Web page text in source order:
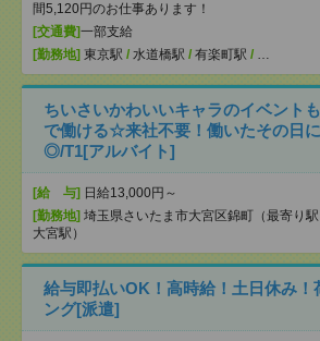
間5,120円のお仕事あります！
[交通費]一部支給
[勤務地] 東京駅 / 水道橋駅 / 有楽町駅 / …
ちいさいかわいいキャラのイベント
で働ける☆来社不要！働いたその日
◎/T1[アルバイト]
[給 与] 日給13,000円～
[勤務地] 埼玉県さいたま市大宮区錦町（最寄り駅
大宮駅）
給与即払いOK！高時給！土日休み！
ング[派遣]